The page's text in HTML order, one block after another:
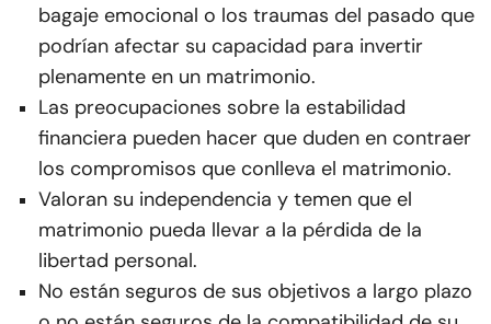
bagaje emocional o los traumas del pasado que
podrían afectar su capacidad para invertir
plenamente en un matrimonio.
Las preocupaciones sobre la estabilidad
financiera pueden hacer que duden en contraer
los compromisos que conlleva el matrimonio.
Valoran su independencia y temen que el
matrimonio pueda llevar a la pérdida de la
libertad personal.
No están seguros de sus objetivos a largo plazo